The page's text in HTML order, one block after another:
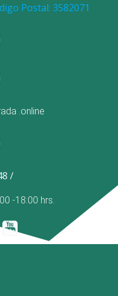
Postal: 3582071
.online
/
-18:00 hrs.